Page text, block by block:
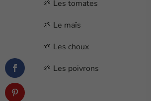
🌱 Les tomates
🌱 Le maïs
🌱 Les choux
🌱 Les poivrons